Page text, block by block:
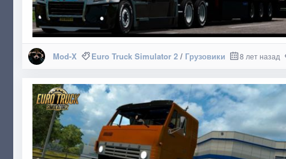
Mod-X Euro Truck Simulator 2/ Грузовики 8 лет назад